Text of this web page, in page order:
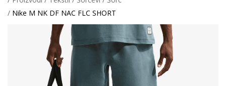
Nike M NK DF NAC FLC SHORT